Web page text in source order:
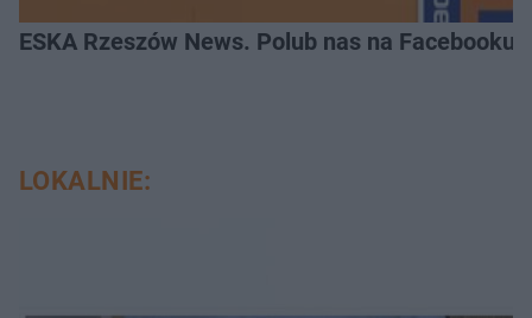
ESKA Rzeszów News. Polub nas na Facebooku!
LOKALNIE: